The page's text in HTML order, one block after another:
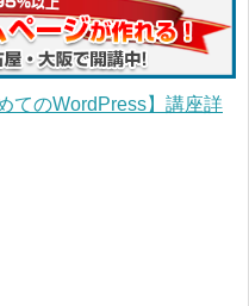
てのWordPress】講座詳